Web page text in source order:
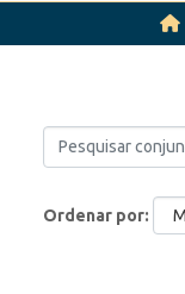
Ordenar por